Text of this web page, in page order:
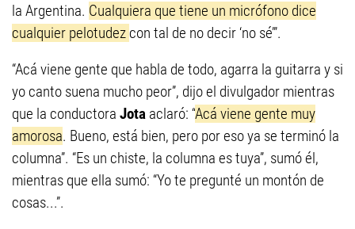
la Argentina. Cualquiera que tiene un micrófono dice
cualquier pelotudez con tal de no decir ‘no sé’”.
“Acá viene gente que habla de todo, agarra la guitarra y si
yo canto suena mucho peor”, dijo el divulgador mientras
que la conductora Jota aclaró: “Acá viene gente muy
amorosa. Bueno, está bien, pero por eso ya se terminó la
columna”. “Es un chiste, la columna es tuya”, sumó él,
mientras que ella sumó: “Yo te pregunté un montón de
cosas...”.